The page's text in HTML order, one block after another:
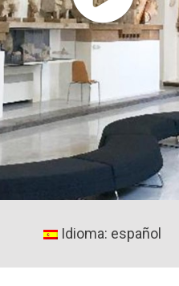
Idioma: español